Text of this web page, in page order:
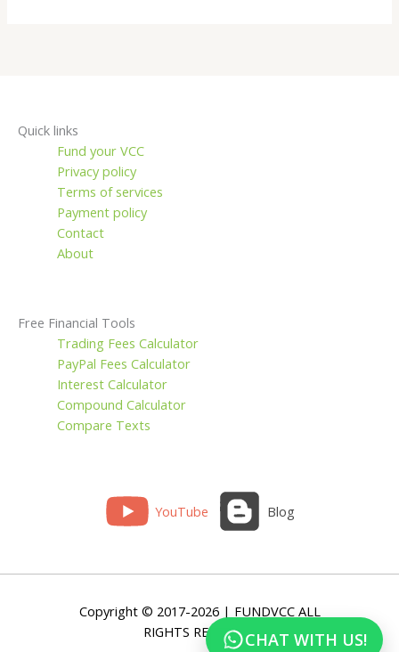
Quick links
Fund your VCC
Privacy policy
Terms of services
Payment policy
Contact
About
Free Financial Tools
Trading Fees Calculator
PayPal Fees Calculator
Interest Calculator
Compound Calculator
Compare Texts
YouTube Blog
Copyright © 2017-2026 | FUNDVCC ALL
RIGHTS RESERVEDCHAT WITH US!